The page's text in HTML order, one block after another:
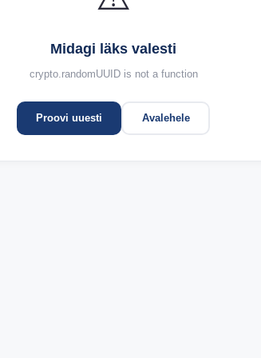
Midagi läks valesti
crypto.randomUUID is not a function
Proovi uuesti Avalehele